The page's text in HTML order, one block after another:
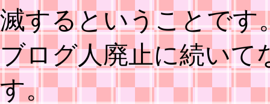
滅するということです
ブログ人廃止に続いて
す。